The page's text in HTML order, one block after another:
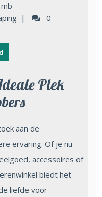
mb-
|
0
Plek
aan de
ervaring. Of je nu
accessoires of
biedt het
liefde voor